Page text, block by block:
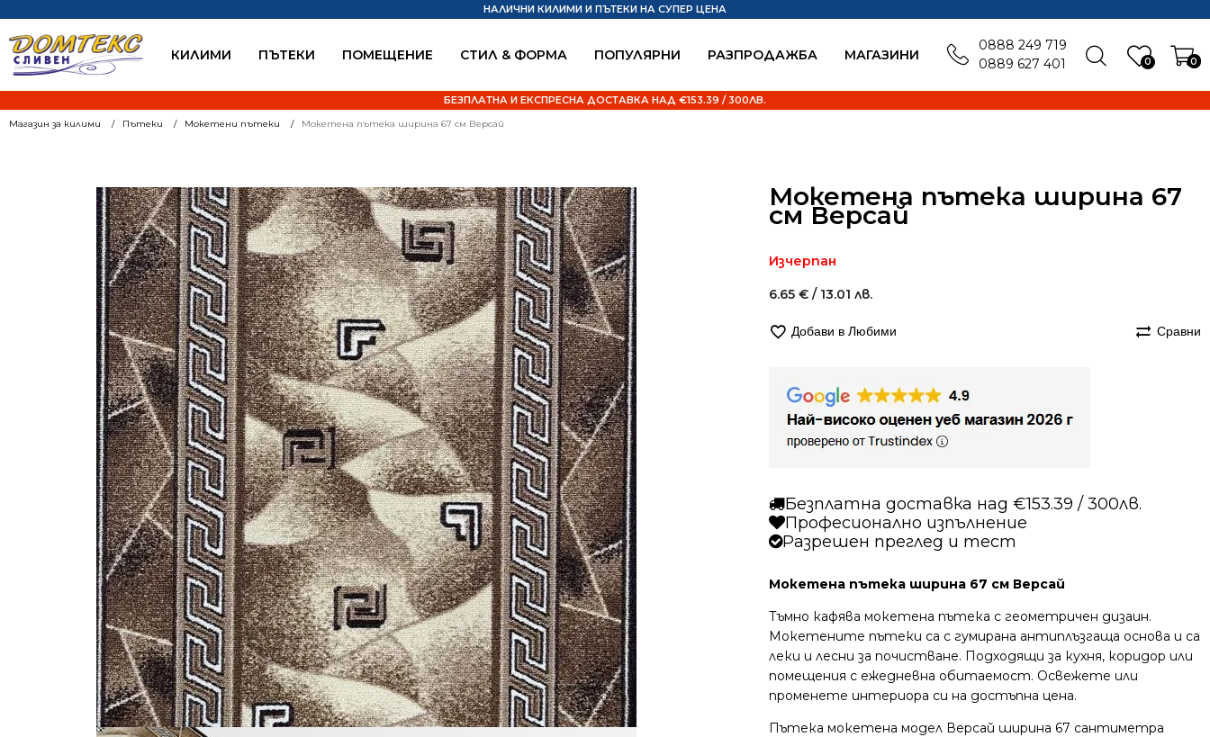
КИЛИМИ ПЪТЕКИ ПОМЕЩЕНИЕ СТИЛ & ФОРМА ПОПУЛЯРНИ РАЗПРОДАЖБА MАГАЗИНИ 0 0
НАЛИЧНИ КИЛИМИ И ПЪТЕКИ НА СУПЕР ЦЕНА
БЕЗПЛАТНА И ЕКСПРЕСНА ДОСТАВКА НАД €153.39 / 300ЛВ.
0888 249 719
0889 627 401
Магазин за килими Пътеки Мокетени пътеки Мокетена пътека ширина 67 см Версай
Мокетена пътека ширина 67
см Версай
Изчерпан
6.65€ / 13.01 лв.
Добави в Любими Сравни
Безплатна доставка над €153.39 / 300лв.
Професионално изпълнение
Разрешен преглед и тест
Мокетена пътека ширина 67 см Версай
Тъмно кафява мокетена пътека с геометричен дизаин.
Мокетените пътеки са с гумирана антиплъзгаща основа и са
леки и лесни за почистване. Подходящи за кухня, коридор или
помещения с ежедневна обитаемост. Освежете или
променете интериора си на достъпна цена.
Пътека мокетена модел Версай ширина 67 сантиметра